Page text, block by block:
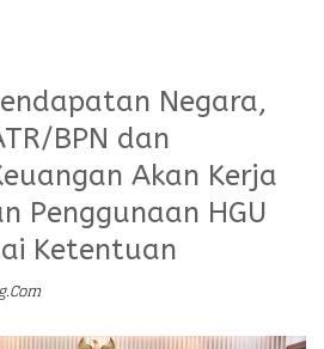
Negara,
BPN dan
Akan Kerja
Penggunaan HGU
Ketentuan